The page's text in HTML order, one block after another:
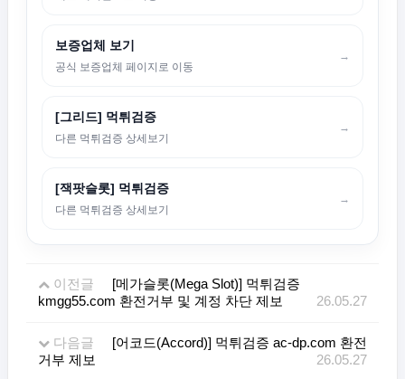
보증업체 보기
공식 보증업체 페이지로 이동
→
[그리드] 먹튀검증
다른 먹튀검증 상세보기
→
[잭팟슬롯] 먹튀검증
다른 먹튀검증 상세보기
→
이전글
[메가슬롯(Mega Slot)] 먹튀검증
kmgg55.com 환전거부 및 계정 차단 제보
26.05.27
다음글
[어코드(Accord)] 먹튀검증 ac-dp.com 환전
거부 제보
26.05.27